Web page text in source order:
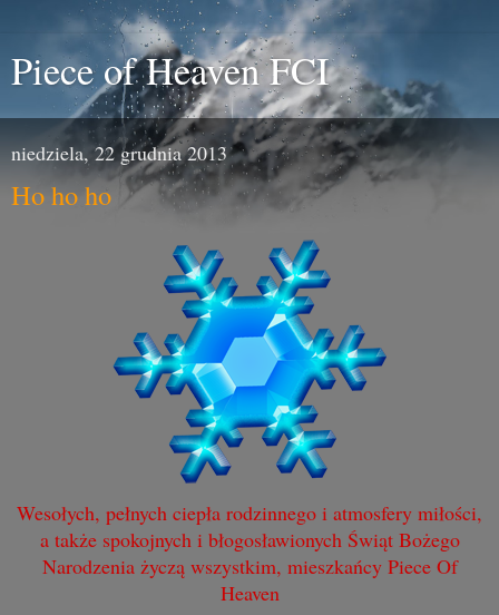
Piece of Heaven FCI
niedziela, 22 grudnia 2013
Ho ho ho
Wesołych, pełnych ciepła rodzinnego i atmosfery miłości,
a także spokojnych i błogosławionych Świąt Bożego
Narodzenia życzą wszystkim, mieszkańcy Piece Of
Heaven